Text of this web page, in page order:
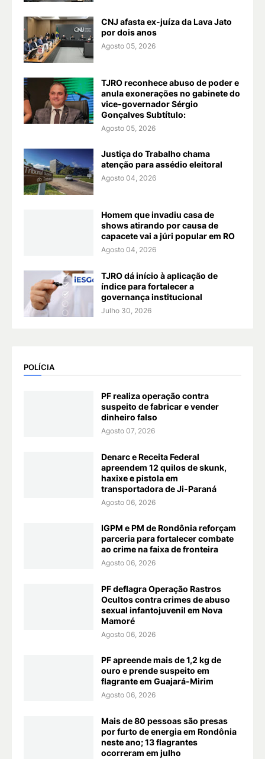
CNJ afasta ex-juíza da Lava Jato
por dois anos
Agosto 05, 2026
TJRO reconhece abuso de poder e
anula exonerações no gabinete do
vice-governador Sérgio
Gonçalves Subtítulo:
Agosto 05, 2026
Justiça do Trabalho chama
atenção para assédio eleitoral
Agosto 04, 2026
Homem que invadiu casa de
shows atirando por causa de
capacete vai a júri popular em RO
Agosto 04, 2026
TJRO dá início à aplicação de
índice para fortalecer a
governança institucional
Julho 30, 2026
POLÍCIA
PF realiza operação contra
suspeito de fabricar e vender
dinheiro falso
Agosto 07, 2026
Denarc e Receita Federal
apreendem 12 quilos de skunk,
haxixe e pistola em
transportadora de Ji-Paraná
Agosto 06, 2026
IGPM e PM de Rondônia reforçam
parceria para fortalecer combate
ao crime na faixa de fronteira
Agosto 06, 2026
PF deflagra Operação Rastros
Ocultos contra crimes de abuso
sexual infantojuvenil em Nova
Mamoré
Agosto 06, 2026
PF apreende mais de 1,2 kg de
ouro e prende suspeito em
flagrante em Guajará-Mirim
Agosto 06, 2026
Mais de 80 pessoas são presas
por furto de energia em Rondônia
neste ano; 13 flagrantes
ocorreram em julho